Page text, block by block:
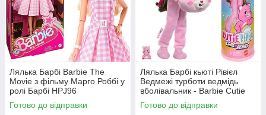
Лялька Барбі Barbie The
Movie з фільму Марго Роббі у
ролі Барбі HPJ96
Готово до відправки
Лялька Барбі кьюті Рівієл
Ведмежі турботи ведмідь
вболівальник - Barbie Cutie
Reveal Doll Care Bears Series
JCN95
Готово до відправки